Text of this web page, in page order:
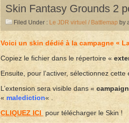
Skin Fantasy Grounds 2
Filed Under : Le JDR virtuel / Battlemap by
Voici un skin dédié à la campagne «
Copiez le fichier dans le répertoire «
Ensuite, pour l’activer, sélectionnez
L’extension sera visible dans «
« malediction« .
CLIQUEZ ICI
pour télécharger le Skin !